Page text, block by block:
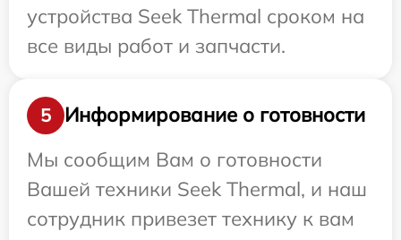
устройства Seek Thermal сроком на
все виды работ и запчасти.
5
Информирование о готовности
Мы сообщим Вам о готовности
Вашей техники Seek Thermal, и наш
сотрудник привезет технику к вам